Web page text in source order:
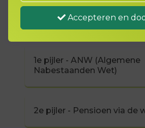
Ouderdoms Wet)
1e pijler - ANW (Algemene
Nabestaanden Wet)
2e pijler - Pensioen via de
Accepteren en